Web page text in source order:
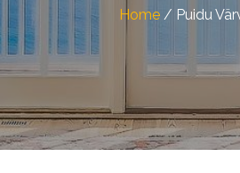
Home / Puidu